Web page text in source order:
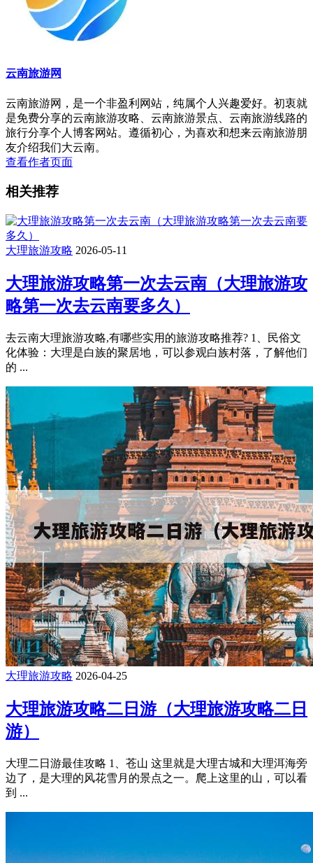
云南旅游网
云南旅游网，是一个非盈利网站，纯属个人兴趣爱好。初衷就
是免费分享的云南旅游攻略、云南旅游景点、云南旅游线路的
旅行分享个人博客网站。遵循初心，为喜欢和想来云南旅游朋
友介绍我们大云南。
查看作者页面
相关推荐
大理旅游攻略 2026-05-11
大理旅游攻略第一次去云南（大理旅游攻
略第一次去云南要多久）
去云南大理旅游攻略,有哪些实用的旅游攻略推荐? 1、民俗文
化体验：大理是白族的聚居地，可以参观白族村落，了解他们
的 ...
大理旅游攻略 2026-04-25
大理旅游攻略二日游（大理旅游攻略二日
游）
大理二日游最佳攻略 1、苍山 这里就是大理古城和大理洱海旁
边了，是大理的风花雪月的景点之一。爬上这里的山，可以看
到 ...